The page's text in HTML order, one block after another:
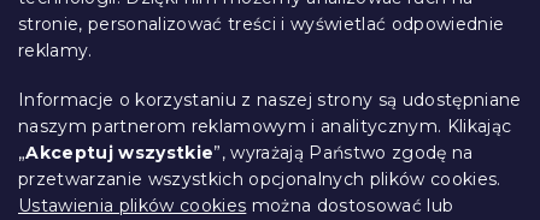
stronie, personalizować treści i wyświetlać odpowiednie
reklamy.
Informacje o korzystaniu z naszej strony są udostępniane
naszym partnerom reklamowym i analitycznym. Klikając
„Akceptuj wszystkie”, wyrażają Państwo zgodę na
przetwarzanie wszystkich opcjonalnych plików cookies.
Ustawienia plików cookies można dostosować lub
40x50 cm gratis
W magazynie